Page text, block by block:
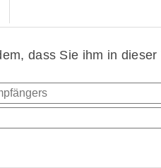
dass Sie ihm in